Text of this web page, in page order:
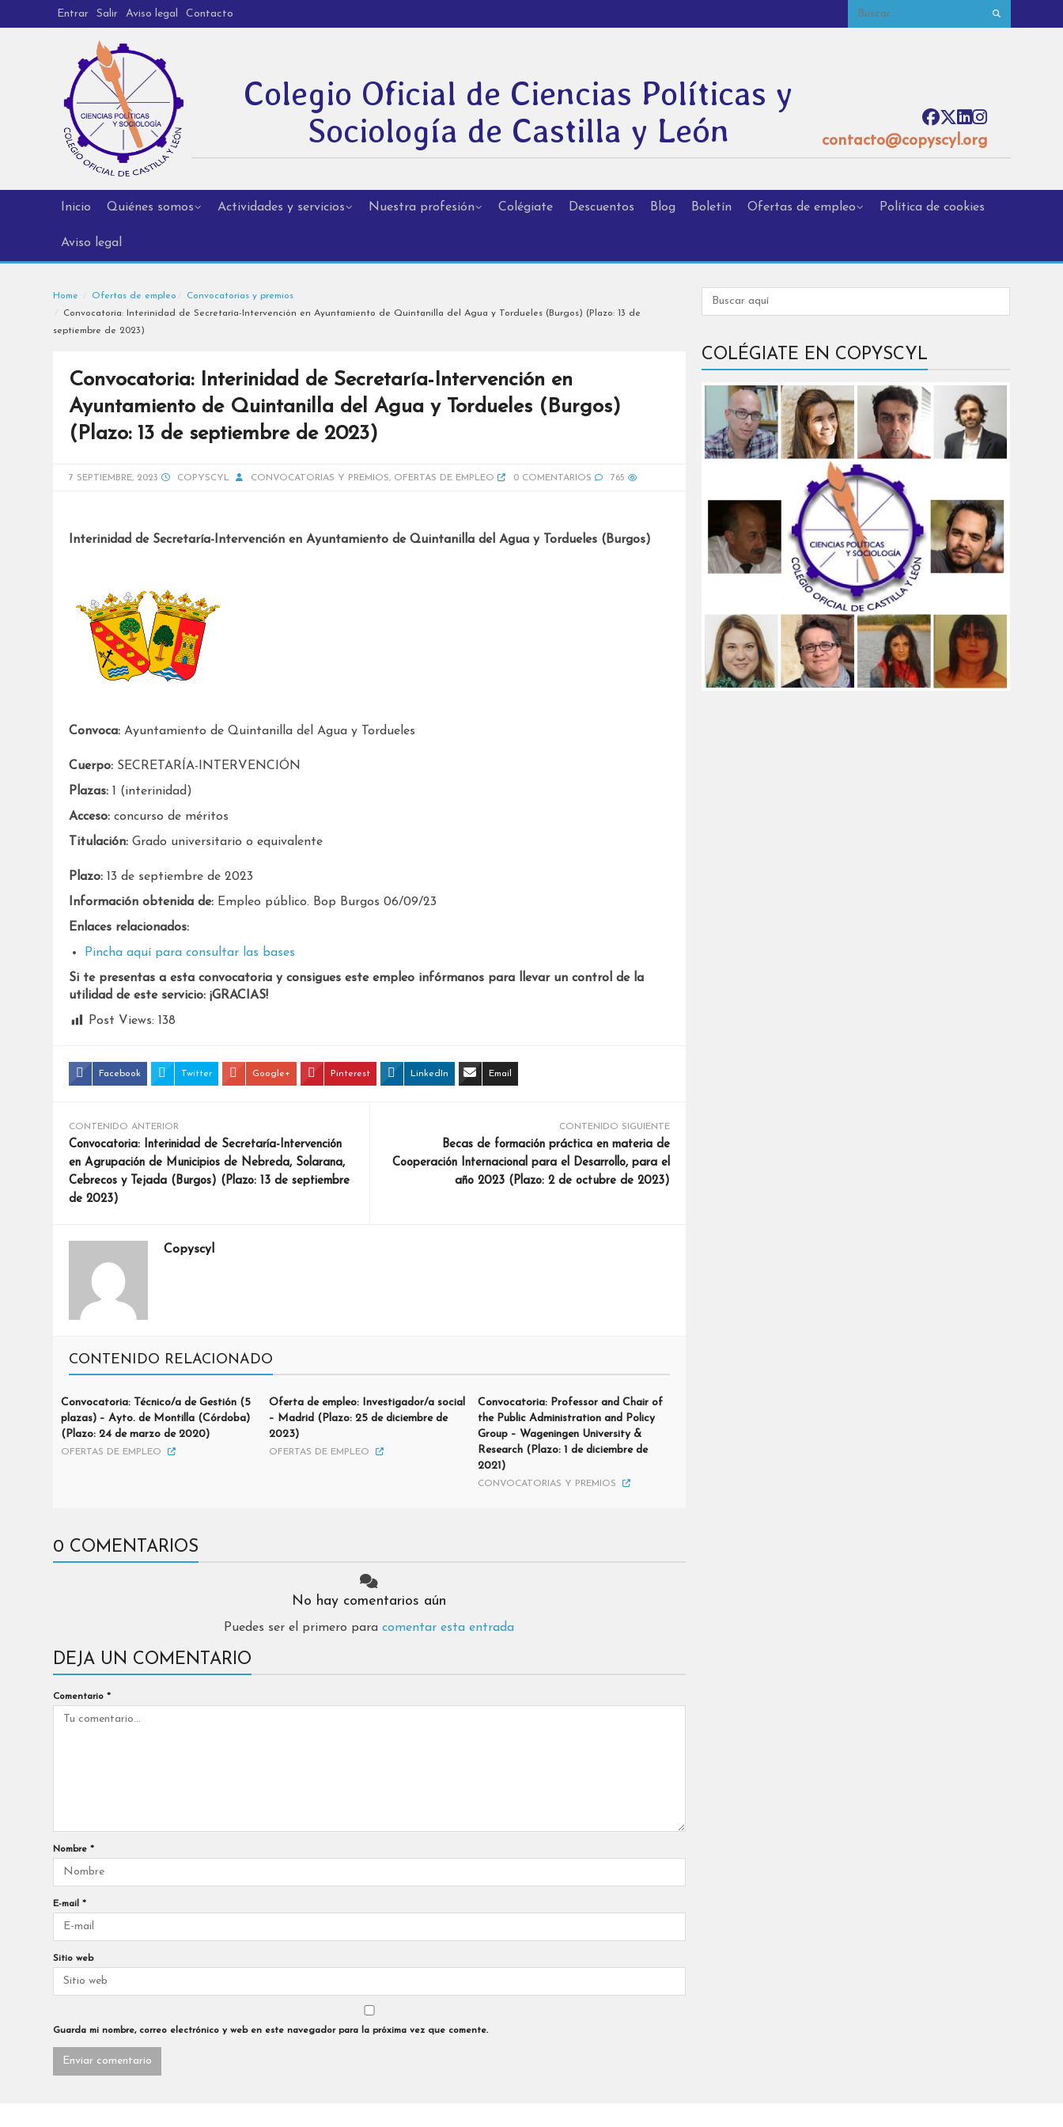
Entrar Salir Aviso legal Contacto
Colegio Oficial de Ciencias Políticas y
Sociología de Castilla y León
contacto@copyscyl.org
Inicio Quiénes somos Actividades y servicios Nuestra profesión Colégiate Descuentos Blog Boletín Ofertas de empleo Política de cookies
Aviso legal
Home Ofertas de empleo
Convocatorias y premios
Convocatoria: Interinidad de Secretaría-Intervención en Ayuntamiento de Quintanilla del Agua y Tordueles (Burgos) (Plazo: 13 de
septiembre de 2023)
Convocatoria: Interinidad de Secretaría-Intervención en
Ayuntamiento de Quintanilla del Agua y Tordueles (Burgos)
(Plazo: 13 de septiembre de 2023)
7 SEPTIEMBRE, 2023 COPYSCYL CONVOCATORIAS Y PREMIOS, OFERTAS DE EMPLEO 0 COMENTARIOS 765
Interinidad de Secretaría-Intervención en Ayuntamiento de Quintanilla del Agua y Tordueles (Burgos)
Convoca: Ayuntamiento de Quintanilla del Agua y Tordueles
Cuerpo:SECRETARÍA-INTERVENCIÓN
Plazas:1 (interinidad)
Acceso:concurso de méritos
Titulación: Grado universitario o equivalente
Plazo: 13 de septiembre de 2023
Información obtenida de: Empleo público. Bop Burgos 06/09/23
Enlaces relacionados:
Pincha aquí para consultar las bases
Si te presentas a esta convocatoria y consigues este empleo infórmanos para llevar un control de la
utilidad de este servicio: ¡GRACIAS!
Post Views: 138
Facebook Twitter Google+ Pinterest LinkedIn Email
CONTENIDO ANTERIOR
Convocatoria: Interinidad de Secretaría-Intervención
en Agrupación de Municipios de Nebreda, Solarana,
Cebrecos y Tejada (Burgos) (Plazo: 13 de septiembre
de 2023)
CONTENIDO SIGUIENTE
Becas de formación práctica en materia de
Cooperación Internacional para el Desarrollo, para el
año 2023 (Plazo: 2 de octubre de 2023)
Copyscyl
CONTENIDO RELACIONADO
Convocatoria: Técnico/a de Gestión (5
plazas) – Ayto. de Montilla (Córdoba)
(Plazo: 24 de marzo de 2020)
OFERTAS DE EMPLEO
Oferta de empleo: Investigador/a social
– Madrid (Plazo: 25 de diciembre de
2023)
OFERTAS DE EMPLEO
Convocatoria: Professor and Chair of
the Public Administration and Policy
Group – Wageningen University &
Research (Plazo: 1 de diciembre de
2021)
CONVOCATORIAS Y PREMIOS
0 COMENTARIOS
No hay comentarios aún
Puedes ser el primero paracomentar esta entrada
DEJA UN COMENTARIO
Comentario *
Nombre *
E-mail *
Sitio web
Guarda mi nombre, correo electrónico y web en este navegador para la próxima vez que comente.
COLÉGIATE EN COPYSCYL